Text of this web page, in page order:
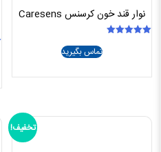
نوار قند خون کرسنس Caresens
تماس بگیرید
تخفیف!